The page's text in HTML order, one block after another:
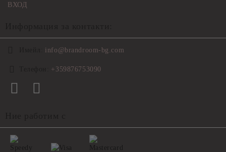
ВХОД
info@brandroom-bg.com
+359876753090